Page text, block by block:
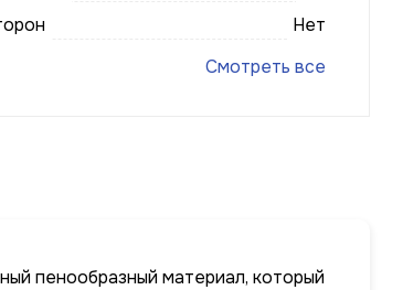
Нет
Смотреть все
пенообразный материал, который